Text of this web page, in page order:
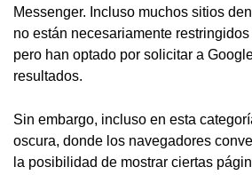
Messenger. Incluso muchos sitios
no están necesariamente
pero han optado por solicitar a
resultados.
Sin embargo, incluso en esta
oscura, donde los navegadores
la posibilidad de mostrar ciertas